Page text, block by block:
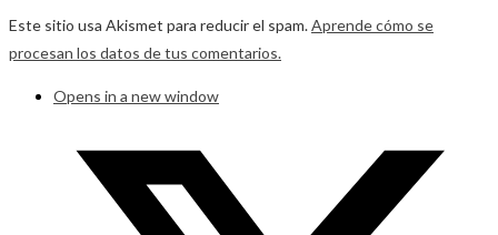
Este sitio usa Akismet para reducir el spam.Aprende cómo se
procesan los datos de tus comentarios.
Opens in a new window